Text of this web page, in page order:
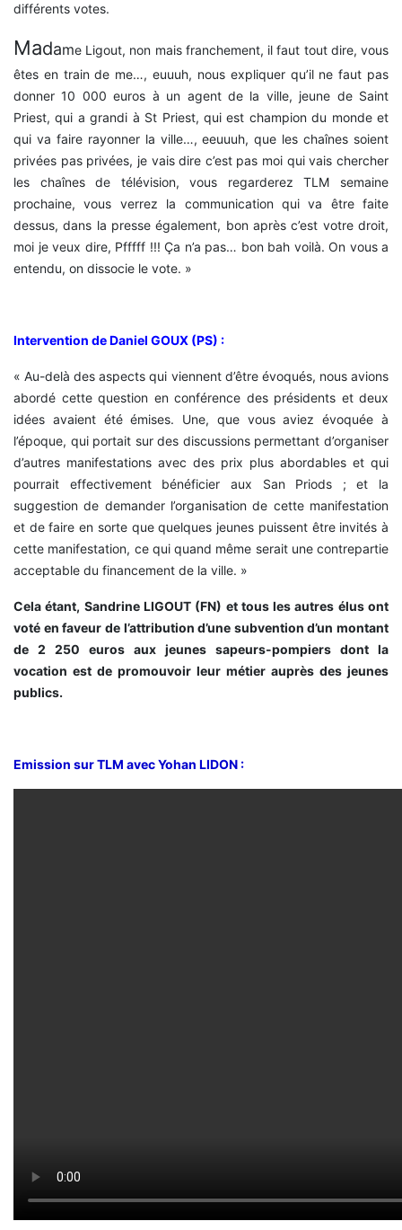
différents votes.
Madame Ligout, non mais franchement, il faut tout dire, vous
êtes en train de me…, euuuh, nous expliquer qu’il ne faut pas
donner 10 000 euros à un agent de la ville, jeune de Saint
Priest, qui a grandi à St Priest, qui est champion du monde et
qui va faire rayonner la ville…, eeuuuh, que les chaînes soient
privées pas privées, je vais dire c’est pas moi qui vais chercher
les chaînes de télévision, vous regarderez TLM semaine
prochaine, vous verrez la communication qui va être faite
dessus, dans la presse également, bon après c’est votre droit,
moi je veux dire, Pfffff !!! Ça n’a pas… bon bah voilà. On vous a
entendu, on dissocie le vote. »
Intervention de Daniel GOUX (PS) :
« Au-delà des aspects qui viennent d’être évoqués, nous avions
abordé cette question en conférence des présidents et deux
idées avaient été émises. Une, que vous aviez évoquée à
l’époque, qui portait sur des discussions permettant d’organiser
d’autres manifestations avec des prix plus abordables et qui
pourrait effectivement bénéficier aux San Priods ; et la
suggestion de demander l’organisation de cette manifestation
et de faire en sorte que quelques jeunes puissent être invités à
cette manifestation, ce qui quand même serait une contrepartie
acceptable du financement de la ville. »
Cela étant, Sandrine LIGOUT (FN) et tous les autres élus ont
voté en faveur de l’attribution d’une subvention d’un montant
de 2 250 euros aux jeunes sapeurs-pompiers dont la
vocation est de promouvoir leur métier auprès des jeunes
publics.
Emission sur TLM avec Yohan LIDON :